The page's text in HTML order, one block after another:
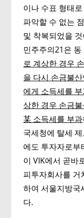
이나 수표 형태
파악할 수 없는
및 착복되었을
민주주의21은
로 계상한 경우
을 다시 손금불
에게 소득세를
상한 경우 손금
某 소득세를 부과
국세청에 탈세
에도 투자자로부
이 VIK에서 곧바
피투자회사를 거
하여 서울지방국
다.